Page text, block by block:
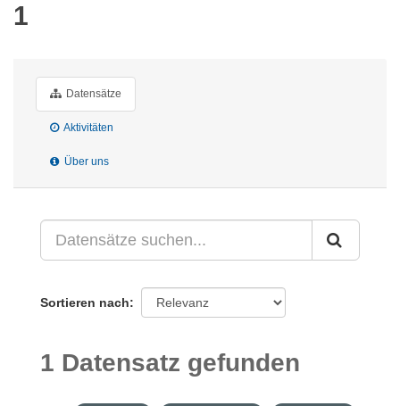
1
Datensätze
Aktivitäten
Über uns
Sortieren nach
1 Datensatz gefunden